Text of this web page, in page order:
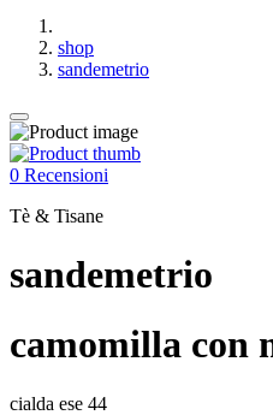
shop
sandemetrio
0 Recensioni
Tè & Tisane
sandemetrio
camomilla con
cialda ese 44